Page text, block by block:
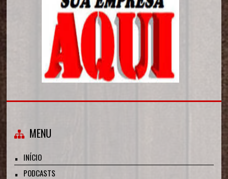
MENU
INÍCIO
PODCASTS